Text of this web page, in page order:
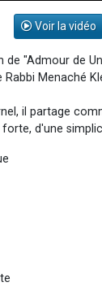
Voir la vidéo
"Admour de
Menaché
il partage
d'une